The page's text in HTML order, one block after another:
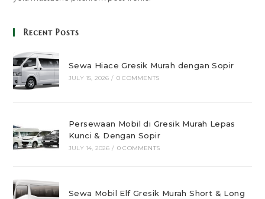
Recent Posts
Sewa Hiace Gresik Murah dengan Sopir
JULY 15, 2026 / 0 COMMENTS
Persewaan Mobil di Gresik Murah Lepas
Kunci & Dengan Sopir
JULY 14, 2026 / 0 COMMENTS
Sewa Mobil Elf Gresik Murah Short & Long